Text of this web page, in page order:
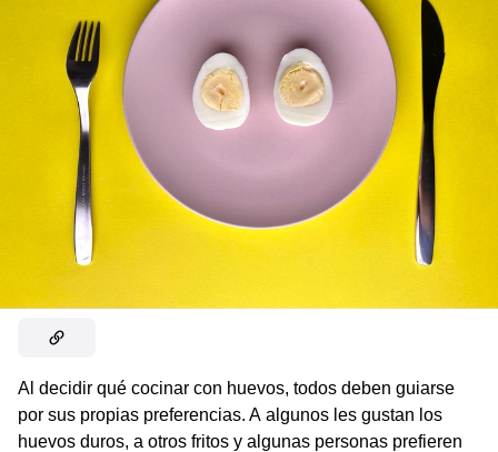
Al decidir qué cocinar con huevos, todos deben guiarse
por sus propias preferencias. A algunos les gustan los
huevos duros, a otros fritos y algunas personas prefieren